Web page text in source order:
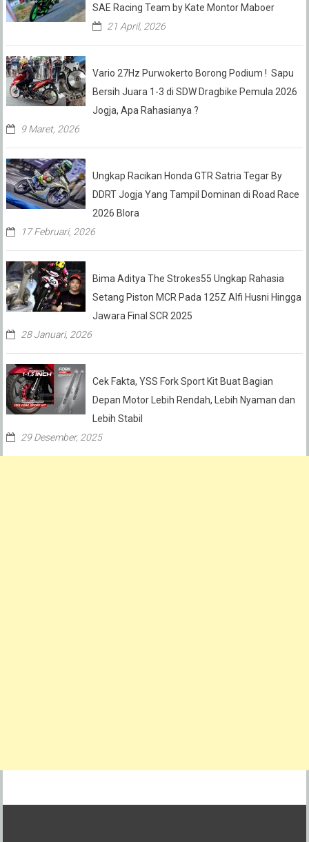
SAE Racing Team by Kate Montor Maboer
21 April, 2026
Vario 27Hz Purwokerto Borong Podium ! Sapu
Bersih Juara 1-3 di SDW Dragbike Pemula 2026
Jogja, Apa Rahasianya ?
9 Maret, 2026
Ungkap Racikan Honda GTR Satria Tegar By
DDRT Jogja Yang Tampil Dominan di Road Race
2026 Blora
17 Februari, 2026
Bima Aditya The Strokes55 Ungkap Rahasia
Setang Piston MCR Pada 125Z Alfi Husni Hingga
Jawara Final SCR 2025
28 Januari, 2026
Cek Fakta, YSS Fork Sport Kit Buat Bagian
Depan Motor Lebih Rendah, Lebih Nyaman dan
Lebih Stabil
29 Desember, 2025